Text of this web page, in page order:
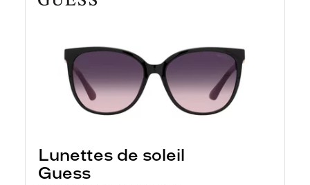
Lunettes de soleil
Guess